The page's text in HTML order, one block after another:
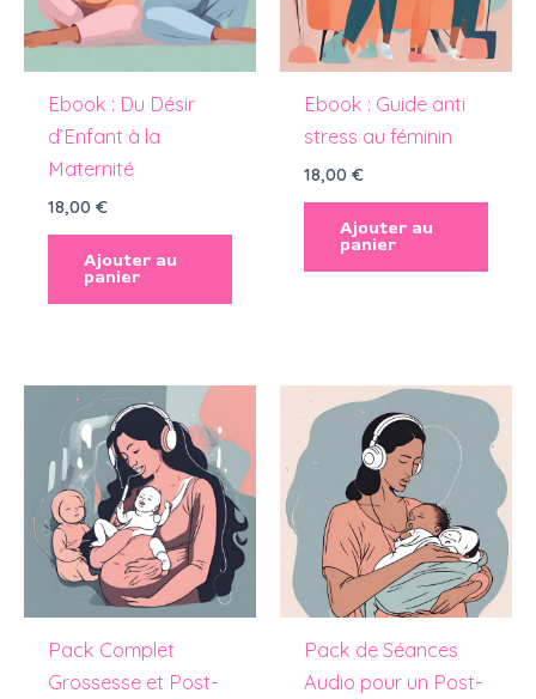
Ebook : Du Désir
d’Enfant à la
Maternité
18,00 €
Ajouter au
panier
Ebook : Guide anti
stress au féminin
18,00 €
Ajouter au
panier
Pack Complet
Grossesse et Post-
Pack de Séances
Audio pour un Post-